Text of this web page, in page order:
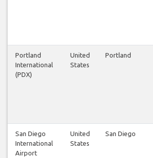
Portland
International
(PDX)
United
States
Portland
San Diego
International
Airport
United
States
San Diego